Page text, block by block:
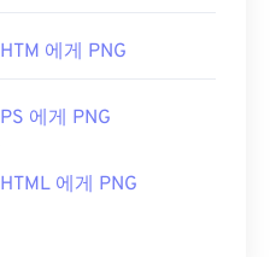
HTM 에게 PNG
PS 에게 PNG
HTML 에게 PNG